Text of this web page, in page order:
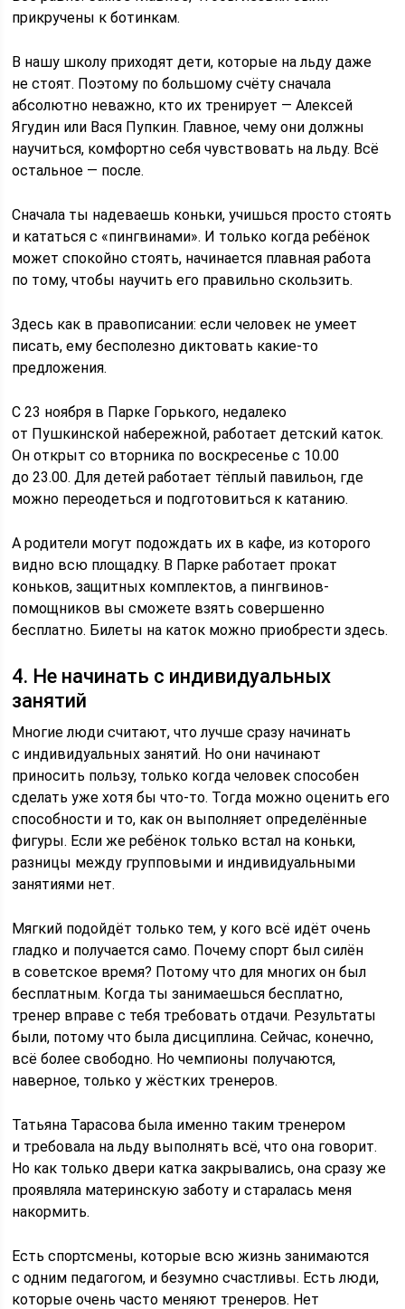
прикручены к ботинкам.
В нашу школу приходят дети, которые на льду даже
не стоят. Поэтому по большому счёту сначала
абсолютно неважно, кто их тренирует — Алексей
Ягудин или Вася Пупкин. Главное, чему они должны
научиться, комфортно себя чувствовать на льду. Всё
остальное — после.
Сначала ты надеваешь коньки, учишься просто стоять
и кататься с «пингвинами». И только когда ребёнок
может спокойно стоять, начинается плавная работа
по тому, чтобы научить его правильно скользить.
Здесь как в правописании: если человек не умеет
писать, ему бесполезно диктовать какие-то
предложения.
С 23 ноября в Парке Горького, недалеко
от Пушкинской набережной, работает детский каток.
Он открыт со вторника по воскресенье с 10.00
до 23.00. Для детей работает тёплый павильон, где
можно переодеться и подготовиться к катанию.
А родители могут подождать их в кафе, из которого
видно всю площадку. В Парке работает прокат
коньков, защитных комплектов, а пингвинов-
помощников вы сможете взять совершенно
бесплатно. Билеты на каток можно приобрести здесь.
4. Не начинать с индивидуальных
занятий
Многие люди считают, что лучше сразу начинать
с индивидуальных занятий. Но они начинают
приносить пользу, только когда человек способен
сделать уже хотя бы что-то. Тогда можно оценить его
способности и то, как он выполняет определённые
фигуры. Если же ребёнок только встал на коньки,
разницы между групповыми и индивидуальными
занятиями нет.
Мягкий подойдёт только тем, у кого всё идёт очень
гладко и получается само. Почему спорт был силён
в советское время? Потому что для многих он был
бесплатным. Когда ты занимаешься бесплатно,
тренер вправе с тебя требовать отдачи. Результаты
были, потому что была дисциплина. Сейчас, конечно,
всё более свободно. Но чемпионы получаются,
наверное, только у жёстких тренеров.
Татьяна Тарасова была именно таким тренером
и требовала на льду выполнять всё, что она говорит.
Но как только двери катка закрывались, она сразу же
проявляла материнскую заботу и старалась меня
накормить.
Есть спортсмены, которые всю жизнь занимаются
с одним педагогом, и безумно счастливы. Есть люди,
которые очень часто меняют тренеров. Нет